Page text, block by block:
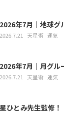
2026年7月｜地球グ
2026.7.21 天星術 運気
2026年7月｜月グル
2026.7.21 天星術 運気
星ひとみ先生監修